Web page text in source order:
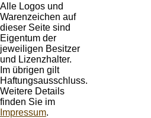
Alle Logos und
Warenzeichen auf
dieser Seite sind
Eigentum der
jeweiligen Besitzer
und Lizenzhalter.
Im übrigen gilt
Haftungsausschluss.
Weitere Details
finden Sie im
Impressum.